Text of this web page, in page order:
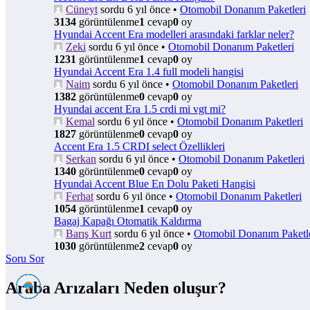
Cüneyt sordu 6 yıl önce • Otomobil Donanım Paketleri
3134 görüntülenme1 cevap0 oy
Hyundai Accent Era modelleri arasındaki farklar neler?
Zeki sordu 6 yıl önce • Otomobil Donanım Paketleri
1231 görüntülenme1 cevap0 oy
Hyundai Accent Era 1.4 full modeli hangisi
Naim sordu 6 yıl önce • Otomobil Donanım Paketleri
1382 görüntülenme0 cevap0 oy
Hyundai accent Era 1.5 crdi mi vgt mi?
Kemal sordu 6 yıl önce • Otomobil Donanım Paketleri
1827 görüntülenme0 cevap0 oy
Accent Era 1.5 CRDI select Özellikleri
Serkan sordu 6 yıl önce • Otomobil Donanım Paketleri
1340 görüntülenme0 cevap0 oy
Hyundai Accent Blue En Dolu Paketi Hangisi
Ferhat sordu 6 yıl önce • Otomobil Donanım Paketleri
1054 görüntülenme1 cevap0 oy
Bagaj Kapağı Otomatik Kaldırma
Barış Kurt sordu 6 yıl önce • Otomobil Donanım
1030 görüntülenme2 cevap0 oy
Soru Sor
Araba Arızaları Neden oluşur?